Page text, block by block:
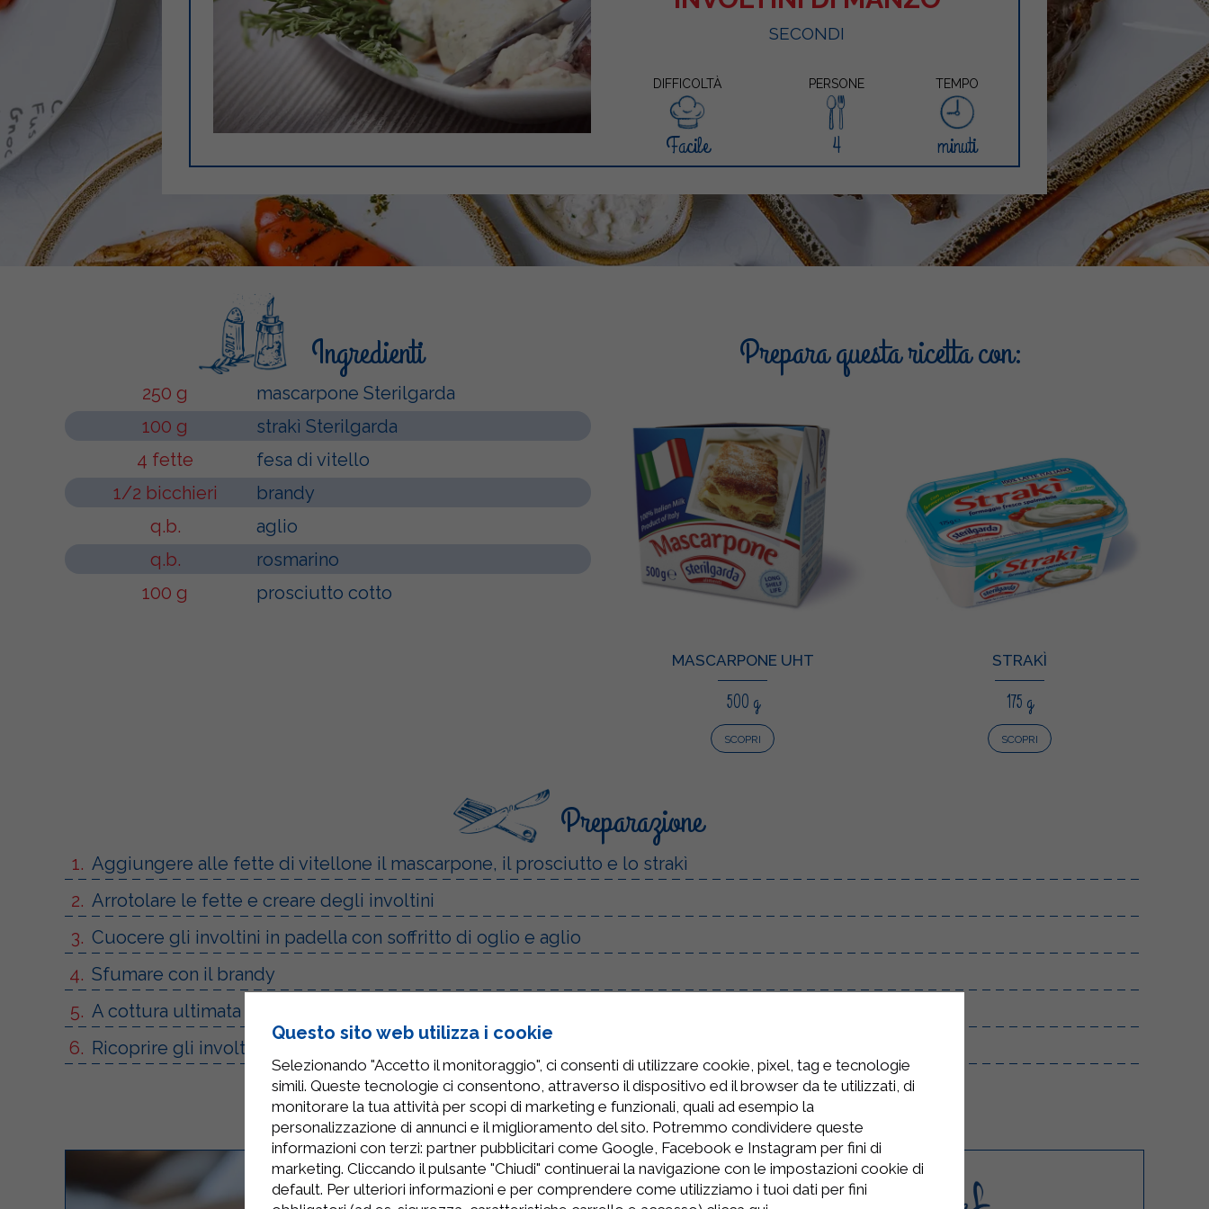
SECONDI
DIFFICOLTÀ PERSONE TEMPO
Facile 4 minuti
Ingredienti
250 g
mascarpone Sterilgarda
100 g
strakì Sterilgarda
4 fette
fesa di vitello
1/2 bicchieri
brandy
q.b.
aglio
q.b.
rosmarino
100 g
prosciutto cotto
Prepara questa ricetta con:
MASCARPONE UHT
500 g
SCOPRI
STRAKÌ
175 g
SCOPRI
Preparazione
Aggiungere alle fette di vitellone il mascarpone, il prosciutto e lo strakì
Arrotolare le fette e creare degli involtini
Cuocere gli involtini in padella con soffritto di oglio e aglio
Sfumare con il brandy
A cottura ultimata levare gli involtini ed aggiungere il mascarpone al condimento
Ricoprire gli involtini con la salsa ottenuta
Questo sito web utilizza i cookie
Selezionando "Accetto il monitoraggio", ci consenti di utilizzare cookie, pixel, tag e tecnologie
simili. Queste tecnologie ci consentono, attraverso il dispositivo ed il browser da te utilizzati, di
monitorare la tua attività per scopi di marketing e funzionali, quali ad esempio la
personalizzazione di annunci e il miglioramento del sito. Potremmo condividere queste
informazioni con terzi: partner pubblicitari come Google, Facebook e Instagram per fini di
marketing. Cliccando il pulsante "Chiudi" continuerai la navigazione con le impostazioni cookie di
default. Per ulteriori informazioni e per comprendere come utilizziamo i tuoi dati per fini